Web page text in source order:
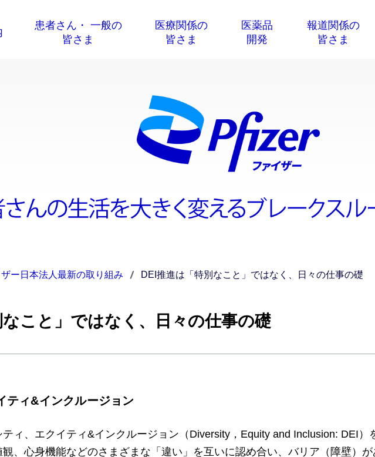
ー日本法人最新の取り組み DEI推進は「特別なこと」ではなく、日々の仕事の礎
こと」ではなく、日々の仕事の礎
ティ&インクルージョン
ィ、エクイティ&インクルージョン（Diversity，Equity and Inclusion: DEI）
、心身機能などのさまざまな「違い」を互いに認め合い、バリア（障壁）